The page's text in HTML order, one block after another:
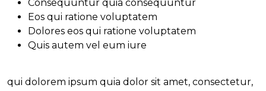
Consequuntur quia consequuntur
Eos qui ratione voluptatem
Dolores eos qui ratione voluptatem
Quis autem vel eum iure
qui dolorem ipsum quia dolor sit amet, consectetur,